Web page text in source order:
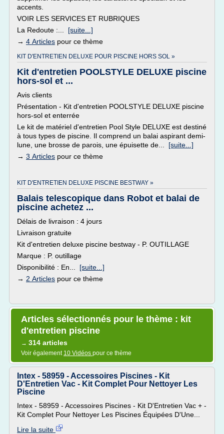
accents.
VOIR LES SERVICES ET RUBRIQUES
La Redoute :... [suite...]
→ 4 Articles pour ce thème
KIT D'ENTRETIEN DELUXE POUR PISCINE HORS SOL »
Kit d'entretien POOLSTYLE DELUXE piscine
hors-sol et ...
Avis clients
Présentation - Kit d'entretien POOLSTYLE DELUXE piscine
hors-sol et enterrée
Le kit de matériel d'entretien Pool Style DELUXE est destiné
à tous types de piscine. Il comprend un balai aspirant demi-
lune, une brosse de parois, une épuisette de... [suite...]
→ 3 Articles pour ce thème
KIT D'ENTRETIEN DELUXE PISCINE BESTWAY »
Balais telescopique dans Robot et balai de
piscine achetez ...
Délais de livraison : 4 jours
Livraison gratuite
Kit d'entretien deluxe piscine bestway - P. OUTILLAGE
Marque : P. outillage
Disponibilité : En... [suite...]
→ 2 Articles pour ce thème
Articles sélectionnés pour le thème : kit
d'entretien piscine
→ 314 articles
Voir également 10 Vidéos pour ce thème
Intex - 58959 - Accessoires Piscines - Kit
D'Entretien Vac - Kit Complet Pour Nettoyer Les
Piscine
Intex - 58959 - Accessoires Piscines - Kit D'Entretien Vac + -
Kit Complet Pour Nettoyer Les Piscines Équipées D'Une...
Lire la suite